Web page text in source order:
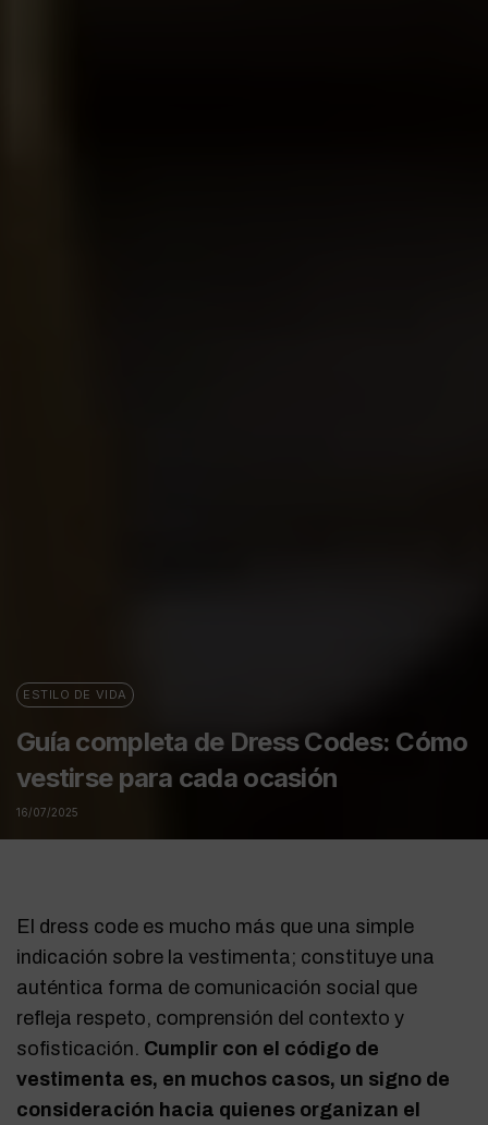
ESTILO DE VIDA
Guía completa de Dress Codes: Cómo
vestirse para cada ocasión
16/07/2025
El dress code es mucho más que una simple
indicación sobre la vestimenta; constituye una
auténtica forma de comunicación social que
refleja respeto, comprensión del contexto y
sofisticación. Cumplir con el código de
vestimenta es, en muchos casos, un signo de
consideración hacia quienes organizan el